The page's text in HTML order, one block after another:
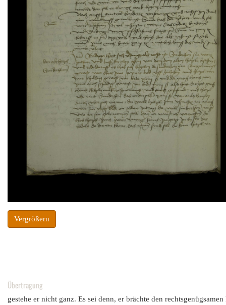
Vergrößern
Übertragung
gestehe er nicht ganz. Es sei denn, er brächte den